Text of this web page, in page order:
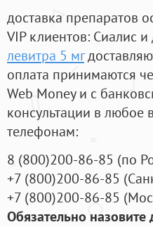
доставка препаратов
VIP клиентов: Сиалис
левитра 5 мг
оплата принимаются
Web Money и с
консультации в любое
телефонам:
8 (800)200-86-85 (по
+7 (800)200-86-85 (
+7 (800)200-86-85 (
Обязательно